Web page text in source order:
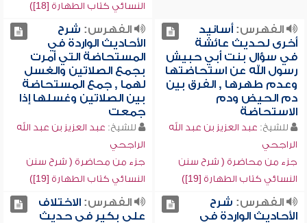
النسائي كتاب الطهارة [18])
الفهرس:أسانيد
أخرى لحديث عائشة
في سؤال بنت أبي حبيش
رسول الله عن استحاضتها
وعدم طهرها , الفرق بين
دم الحيض ودم
الاستحاضة
للشيخ: عبد العزيز بن عبد الله
الراجحي
جزء من محاضرة ( شرح سنن
النسائي كتاب الطهارة [19])
الفهرس: شرح
الأحاديث الواردة في
المستحاضة التي أمرت
بجمع الصلاتين والغسل
لهما , جمع المستحاضة
بين الصلاتين وغسلها إذا
جمعت
للشيخ: عبد العزيز بن عبد الله
الراجحي
جزء من محاضرة ( شرح سنن
النسائي كتاب الطهارة [19])
الفهرس: شرح
الأحاديث الواردة في
الفهرس:الاختلاف
على بكير في حديث